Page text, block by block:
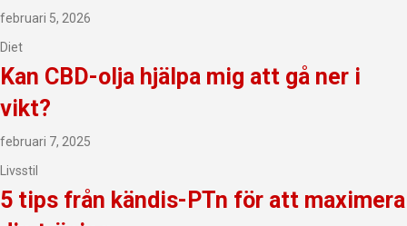
februari 5, 2026
Diet
Kan CBD-olja hjälpa mig att gå ner i
vikt?
februari 7, 2025
Livsstil
5 tips från kändis-PTn för att maximera